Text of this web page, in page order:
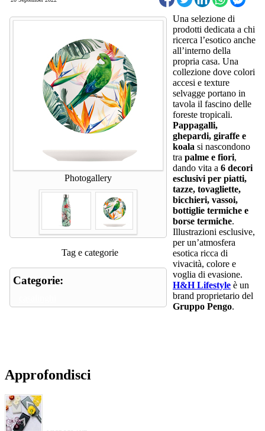
Photogallery
Tag e categorie
Categorie:
Una selezione di
prodotti dedicata a chi
ricerca l’esotico anche
all’interno della
propria casa. Una
collezione dove colori
accesi e texture
selvagge portano in
tavola il fascino delle
foreste tropicali.
Pappagalli,
ghepardi, giraffe e
koala si nascondono
tra palme e fiori,
dando vita a 6 decori
esclusivi per piatti,
tazze, tovagliette,
bicchieri, vassoi,
bottiglie termiche e
borse termiche.
Illustrazioni esclusive,
per un’atmosfera
esotica ricca di
vivacità, colore e
voglia di evasione.
H&H Lifestyle è un
brand proprietario del
Gruppo Pengo.
Approfondisci